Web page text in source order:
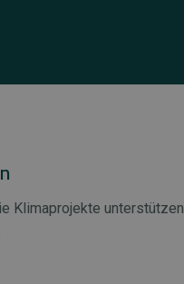
Klimaprojekte unterstützen